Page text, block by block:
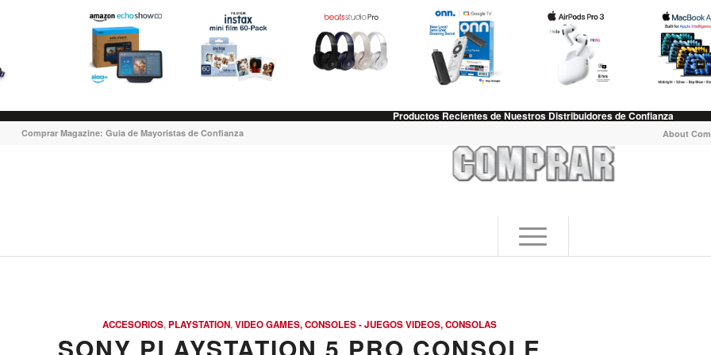
Productos Recientes de Nuestros Distribuidores de Confianza
About
Comprar Magazine: Guia de Mayoristas de Confianza
ACCESORIOS,PLAYSTATION,VIDEO GAMES, CONSOLES - JUEGOS VIDEOS, CONSOLAS